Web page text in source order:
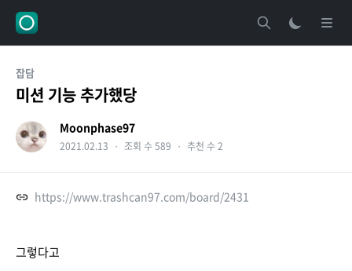
잡담
미션 기능 추가했당
Moonphase97
2021.02.13 ・ 조회 수 589 ・ 추천 수 2
https://www.trashcan97.com/board/2431
그렇다고